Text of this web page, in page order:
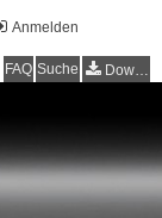
Anmelden
FAQ Suche Downloads